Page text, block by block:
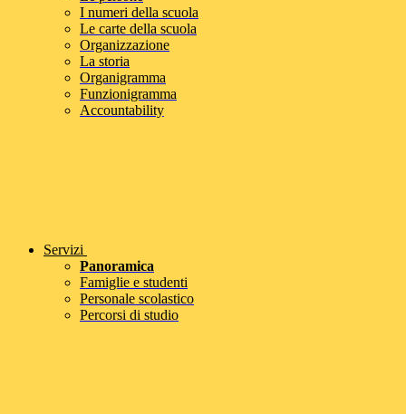
I numeri della scuola
Le carte della scuola
Organizzazione
La storia
Organigramma
Funzionigramma
Accountability
Servizi
Panoramica
Famiglie e studenti
Personale scolastico
Percorsi di studio